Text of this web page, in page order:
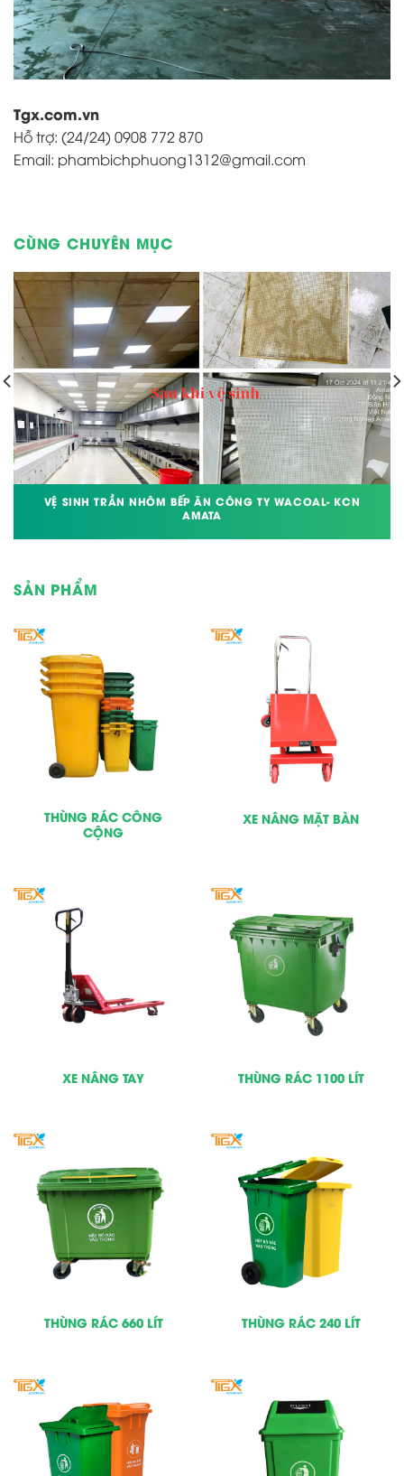
Tgx.com.vn
Hỗ trợ: (24/24) 0908 772 870
Email: phambichphuong1312@gmail.com
CÙNG CHUYÊN MỤC
VỆ SINH TRẦN NHÔM BẾP ĂN CÔNG TY WACOAL- KCN
AMATA
SẢN PHẨM
THÙNG RÁC CÔNG
CỘNG
XE NÂNG MẶT BÀN
XE NÂNG TAY THÙNG RÁC 1100 LÍT
THÙNG RÁC 660 LÍT THÙNG RÁC 240 LÍT